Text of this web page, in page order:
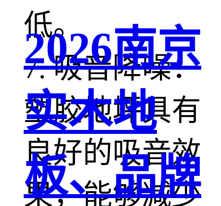
低。
7. 吸音降噪：
塑胶地坪具有
良好的吸音效
果，能够减少
2026南京
实木地
板、品牌